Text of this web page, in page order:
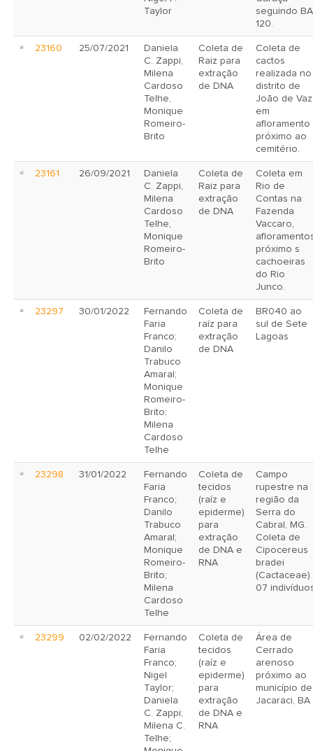
Taylor
seguindo
120.
23160 25/07/2021
Daniela
C. Zappi,
Milena
Cardoso
Telhe,
Monique
Romeiro-
Brito
Coleta de
Raiz para
extração
de DNA
Coleta de
cactos
realizada no
distrito de
João de Vaz
em
afloramento
próximo ao
cemitério.
23161 26/09/2021
Daniela
C. Zappi,
Milena
Cardoso
Telhe,
Monique
Romeiro-
Brito
Coleta de
Raiz para
extração
de DNA
Coleta em
Rio de
Contas na
Fazenda
Vaccaro,
próximo s
cachoeiras
do Rio
Junco.
23297 30/01/2022
Fernando
Faria
Franco;
Danilo
Trabuco
Amaral;
Monique
Romeiro-
Brito;
Milena
Cardoso
Telhe
Coleta de
raíz para
extração
de DNA
BR040 ao
sul de Sete
Lagoas
23298 31/01/2022
Fernando
Faria
Franco;
Danilo
Trabuco
Amaral;
Monique
Romeiro-
Brito;
Milena
Cardoso
Telhe
Coleta de
tecidos
(raíz e
epiderme)
para
extração
de DNA e
RNA
Campo
rupestre na
região da
Serra do
Cabral, MG.
Coleta de
Cipocereus
bradei
(Cactaceae)
07
23299 02/02/2022
Fernando
Faria
Franco;
Nigel
Taylor;
Daniela
C. Zappi;
Milena C.
Telhe;
Coleta de
tecidos
(raíz e
epiderme)
para
extração
de DNA e
RNA
Área de
Cerrado
arenoso
próximo ao
município de
Jacaraci, BA